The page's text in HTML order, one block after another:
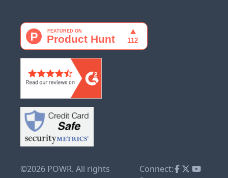
©2026 POWR. All rights
Connect: